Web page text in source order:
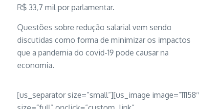
R$ 33,7 mil por parlamentar.
Questões sobre redução salarial vem sendo
discutidas como forma de minimizar os impactos
que a pandemia do covid-19 pode causar na
economia.
[us_separator size=”small”][us_image image=”11158″